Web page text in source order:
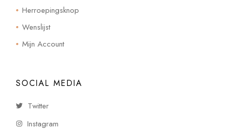
Herroepingsknop
Wenslijst
Mijn Account
SOCIAL MEDIA
Twitter
Instagram